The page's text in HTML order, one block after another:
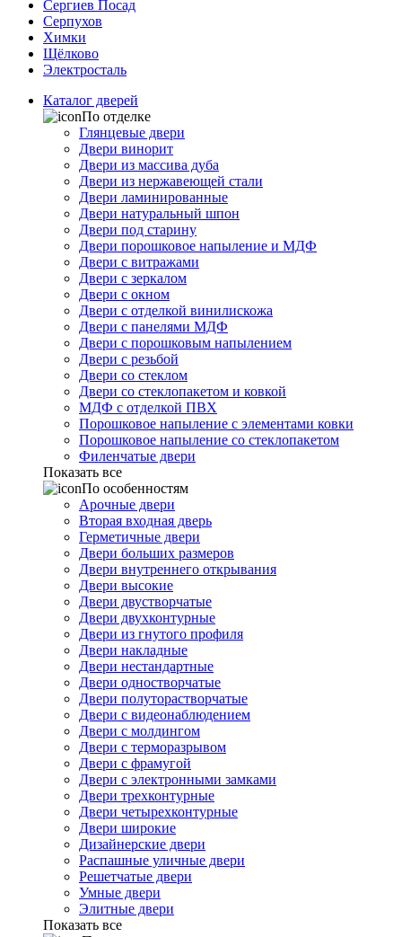
Сергиев Посад
Серпухов
Химки
Щёлково
Электросталь
Каталог дверей
По отделке
Глянцевые двери
Двери винорит
Двери из массива дуба
Двери из нержавеющей стали
Двери ламинированные
Двери натуральный шпон
Двери под старину
Двери порошковое напыление и МДФ
Двери с витражами
Двери с зеркалом
Двери с окном
Двери с отделкой винилискожа
Двери с панелями МДФ
Двери с порошковым напылением
Двери с резьбой
Двери со стеклом
Двери со стеклопакетом и ковкой
МДФ с отделкой ПВХ
Порошковое напыление с элементами ковки
Порошковое напыление со стеклопакетом
Филенчатые двери
Показать все
По особенностям
Арочные двери
Вторая входная дверь
Герметичные двери
Двери больших размеров
Двери внутреннего открывания
Двери высокие
Двери двустворчатые
Двери двухконтурные
Двери из гнутого профиля
Двери накладные
Двери нестандартные
Двери одностворчатые
Двери полуторастворчатые
Двери с видеонаблюдением
Двери с молдингом
Двери с терморазрывом
Двери с фрамугой
Двери с электронными замками
Двери трехконтурные
Двери четырехконтурные
Двери широкие
Дизайнерские двери
Распашные уличные двери
Решетчатые двери
Умные двери
Элитные двери
Показать все